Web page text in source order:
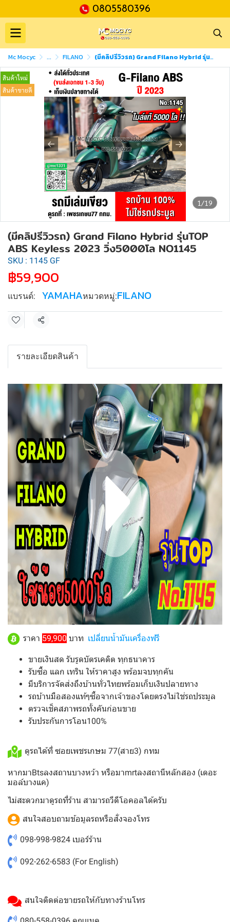
0805580396
Mc Mocyc ... FILANO (มีคลิปรีวิวรถ) Grand Filano Hybrid รุ่นTOP ABS Keyless 2023 วิ่ง5000โล NO1145
1/19
สินค้าใหม่
สินค้าขายดี
(มีคลิปรีวิวรถ) Grand Filano Hybrid รุ่นTOP
ABS Keyless 2023 วิ่ง5000โล NO1145
SKU : 1145 GF
฿59,900
แบรนด์: YAMAHAหมวดหมู่:FILANO
แชร์
รายละเอียดสินค้า
ราคา 59,900 บาท เปลี่ยนน้ำมันเครื่องฟรี
ขายเงินสด รับรูดบัตรเคดิต ทุกธนาคาร
รับซื้อ แลก เทริน ให้ราคาสูง พร้อมจบทุกคัน
มีบริการจัดส่งถึงบ้านทั่วไทยพร้อมเก็บเงินปลายทาง
รถบ้านมือสองแท้ๆซื้อจากเจ้าของโดยตรงไม่ใช่รถประมูล
ตรวจเช็คสภาพรถทั้งคันก่อนขาย
รับประกันการโอน100%
ดูรถได้ที่ ซอยเพชรเกษม 77(สาย3) กทม
หากมาBtsลงสถานบางหว้า หรือมาmrtลงสถานีหลักสอง (เดอะ
มอล์บางแค)
ไม่สะดวกมาดูรถที่ร้าน สามารถวีดีโอคอลได้ครับ
สนใจสอบถามข้อมูลรถหรือสั่งจองโทร
098-998-9824 เบอร์ร้าน
092-262-6583 (For English)
สนใจติดต่อขายรถให้กับทางร้านโทร